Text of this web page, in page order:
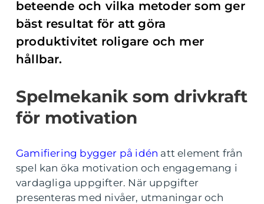
beteende och vilka metoder som ger
bäst resultat för att göra
produktivitet roligare och mer
hållbar.
Spelmekanik som drivkraft
för motivation
Gamifiering bygger på idén att element från
spel kan öka motivation och engagemang i
vardagliga uppgifter. När uppgifter
presenteras med nivåer, utmaningar och